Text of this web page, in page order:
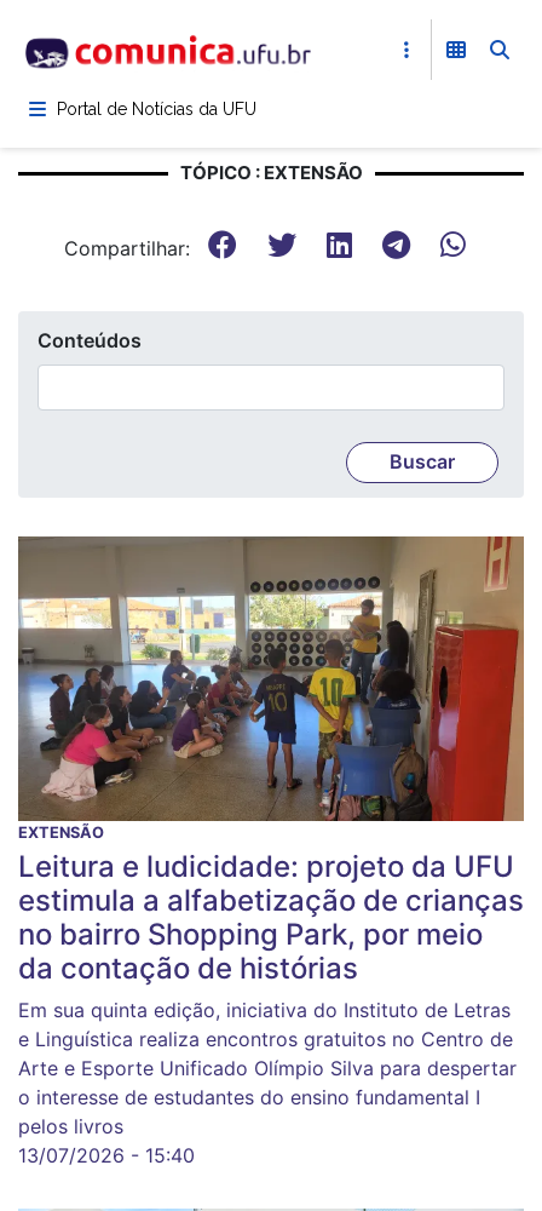
para
conteúdoPortal de Notícias da UFU
TÓPICO : EXTENSÃO
Compartilhar:
Conteúdos
EXTENSÃO
Leitura e ludicidade: projeto da UFU
estimula a alfabetização de crianças
no bairro Shopping Park, por meio
da contação de histórias
Em sua quinta edição, iniciativa do Instituto de Letras
e Linguística realiza encontros gratuitos no Centro de
Arte e Esporte Unificado Olímpio Silva para despertar
o interesse de estudantes do ensino fundamental I
pelos livros
13/07/2026 - 15:40